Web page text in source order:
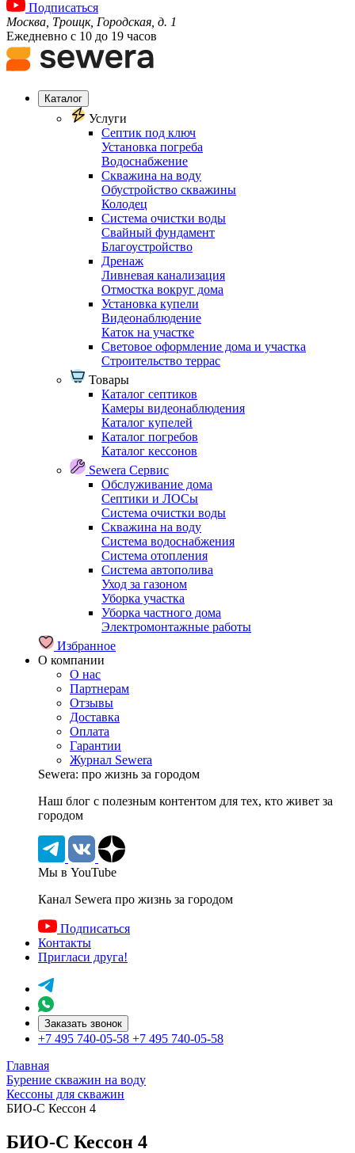
Подписаться
Москва, Троицк, Городская, д. 1
Ежедневно с 10 до 19 часов
Каталог
Услуги
Септик под ключ
Установка погреба
Водоснабжение
Скважина на воду
Обустройство скважины
Колодец
Система очистки воды
Свайный фундамент
Благоустройство
Дренаж
Ливневая канализация
Отмостка вокруг дома
Установка купели
Видеонаблюдение
Каток на участке
Световое оформление дома и участка
Строительство террас
Товары
Каталог септиков
Камеры видеонаблюдения
Каталог купелей
Каталог погребов
Каталог кессонов
Sewera Сервис
Обслуживание дома
Септики и ЛОСы
Система очистки воды
Скважина на воду
Система водоснабжения
Система отопления
Система автополива
Уход за газоном
Уборка участка
Уборка частного дома
Электромонтажные работы
Избранное
О компании
О нас
Партнерам
Отзывы
Доставка
Оплата
Гарантии
Журнал Sewera
Sewera: про жизнь за городом
Наш блог c полезным контентом для тех, кто живет за
городом
Мы в YouTube
Канал Sewera про жизнь за городом
Подписаться
Контакты
Пригласи друга!
Заказать звонок
+7 495 740-05-58 +7 495 740-05-58
Главная
Бурение скважин на воду
Кессоны для скважин
БИО-С Кессон 4
БИО-С Кессон 4